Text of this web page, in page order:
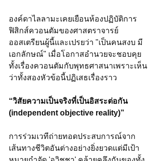
องค์ดาไลลามะเคยเยือนห้องปฏิบัติการ
ฟิสิกส์ควอนตัมของศาสตราจารย์
ออสเตรียนผู้นี้และเปรยว่า "เป็นคนสงบ มี
เอกลักษณ์" เมื่อโอกาสอำนวยจะชอบคุย
ทั้งเรื่องควอนตัมกับพุทธศาสนาเพราะเห็น
ว่าทั้งสองหัวข้อนี้ปฏิเสธเรื่องราว
“วิสัยความเป็นจริงที่เป็นอิสระต่อกัน
(independent objective reality)”
การร่วมเวทีถ่ายทอดประสบการณ์จาก
เส้นทางชีวิตอันต่างอย่างยิ่งยวดแต่มีเป้า